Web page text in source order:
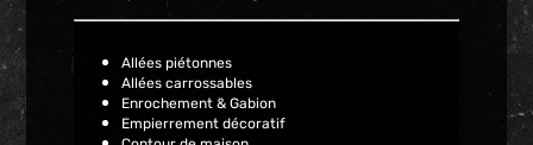
Allées piétonnes
Allées carrossables
Enrochement & Gabion
Empierrement décoratif